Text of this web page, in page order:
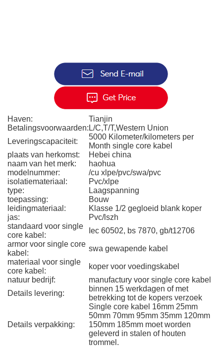
Haven:
Tianjin
Betalingsvoorwaarden: L/C,T/T,Western Union
Leveringscapaciteit:
5000 Kilometer/kilometers per
Month single core kabel
plaats van herkomst:
Hebei china
naam van het merk:
haohua
modelnummer:
/cu xlpe/pvc/swa/pvc
isolatiemateriaal:
Pvc/xlpe
type:
Laagspanning
toepassing:
Bouw
leidingmateriaal:
Klasse 1/2 gegloeid blank koper
jas:
Pvc/lszh
standaard voor single
core kabel:
Iec 60502, bs 7870, gb/t12706
armor voor single core
kabel:
swa gewapende kabel
materiaal voor single
core kabel:
koper voor voedingskabel
natuur bedrijf:
manufactury voor single core kabel
Details levering:
binnen 15 werkdagen of met
betrekking tot de kopers verzoek
Details verpakking:
Single core kabel 16mm 25mm
50mm 70mm 95mm 35mm 120mm
150mm 185mm moet worden
geleverd in stalen of houten
trommel.